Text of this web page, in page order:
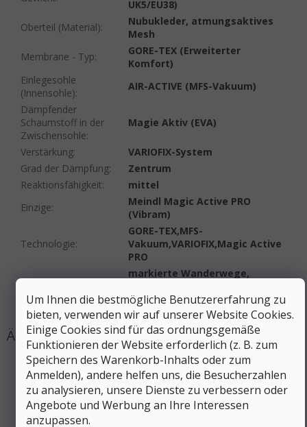
Um Ihnen die bestmögliche Benutzererfahrung zu
bieten, verwenden wir auf unserer Website Cookies.
Einige Cookies sind für das ordnungsgemäße
Funktionieren der Website erforderlich (z. B. zum
Speichern des Warenkorb-Inhalts oder zum
Anmelden), andere helfen uns, die Besucherzahlen
zu analysieren, unsere Dienste zu verbessern oder
Angebote und Werbung an Ihre Interessen
anzupassen.
UK5/EU38)
Oberteil (Material):
Nubukleder, atmungsaktives
Mesh
Membrane - Typ:
GORE-TEX (Erweiterter
Komfort)
Einlegesohle
(Innensohle):
AIR-ACTIVE (MFS-Vakuum)
Dämpfender
Schaumstoff in der
Zwischensohle:
Magie Aktiv (EVA)
Verstärkung:
VARIOFIX-System
Grad der Dämpfung:
Zentrum
Reaktionsfähigkeit:
mittel
Einzige:
Meindl Magic Active PRO
(Vibram)
Technologie:
GORE-TEX,MFS-
Vakuum,VARIOFIX,Magic Active
PRO
markierte Wanderwege,
Umgebung